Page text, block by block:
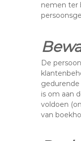
nemen ter
De
is om aan
voldoen
van